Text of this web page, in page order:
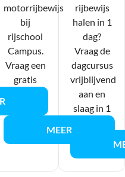
motorrijbewijs
bij
rijschool
Campus.
Vraag een
gratis
MEER
rijbewijs
halen in 1
dag?
Vraag de
dagcursus
vrijblijvend
aan en
slaag in 1